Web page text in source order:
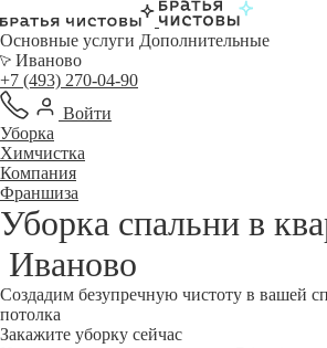
Основные услуги Дополнительные
Иваново
+7 (493) 270-04-90
Войти
Уборка
Химчистка
Компания
Франшиза
Уборка спальни в
Иваново
Создадим безупречную чистоту в вашей
потолка
Закажите уборку сейчас